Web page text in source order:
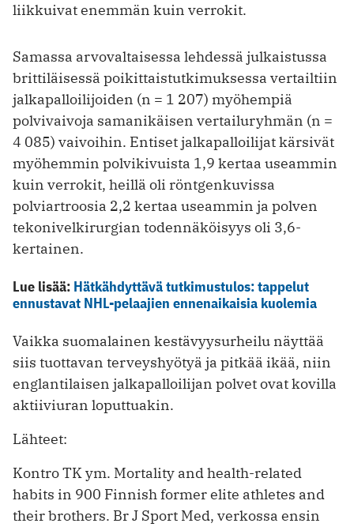
liikkuivat enemmän kuin verrokit.
Samassa arvovaltaisessa lehdessä julkaistussa
brittiläisessä poikittaistutkimuksessa vertailtiin
jalkapalloilijoiden (n = 1 207) myöhempiä
polvivaivoja samanikäisen vertailuryhmän (n =
4 085) vaivoihin. Entiset jalkapalloilijat kärsivät
myöhemmin polvikivuista 1,9 kertaa useammin
kuin verrokit, heillä oli röntgenkuvissa
polviartroosia 2,2 kertaa useammin ja polven
tekonivelkirurgian todennäköisyys oli 3,6-
kertainen.
Lue lisää: Hätkähdyttävä tutkimustulos: tappelut
ennustavat NHL-pelaajien ennenaikaisia kuolemia
Vaikka suomalainen kestävyysurheilu näyttää
siis tuottavan terveyshyötyä ja pitkää ikää, niin
englantilaisen jalkapalloilijan polvet ovat kovilla
aktiiviuran loputtuakin.
Lähteet:
Kontro TK ym. Mortality and health-related
habits in 900 Finnish former elite athletes and
their brothers. Br J Sport Med, verkossa ensin